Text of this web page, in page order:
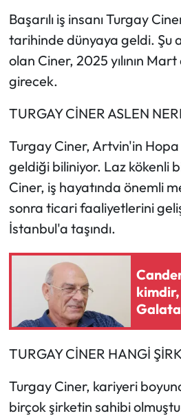
Başarılı iş insanı Turgay
tarihinde dünyaya geldi. Şu
olan Ciner, 2025 yılının
girecek.
TURGAY CİNER ASLEN
Turgay Ciner, Artvin'in
geldiği biliniyor. Laz kökenli
Ciner, iş hayatında önemli
sonra ticari faaliyetlerini
İstanbul'a taşındı.
TURGAY CİNER HANGİ
Turgay Ciner, kariyeri
birçok şirketin sahibi